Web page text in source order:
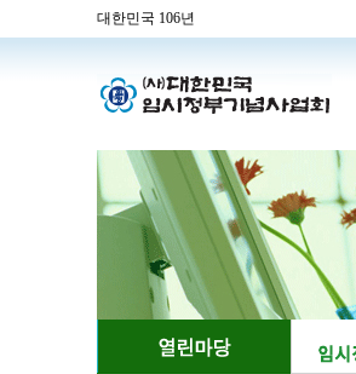
대한민국 106년